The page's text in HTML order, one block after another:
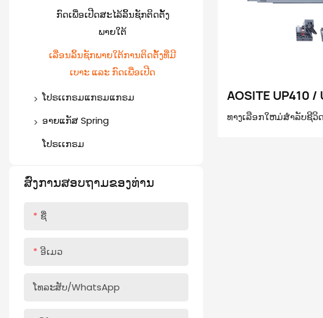
Hinge ມຸມພິເສດ
3D Soft Close Hinge
ປະຕູອາລູມີນຽມ
ວົງມົນ)
ກ່ອງລິ້ນຊັກຫລູຫລາ (Squard
Bar)
ກ່ອງລິ້ນຊັກບາງ (ກົດເປີດ ແລະ ປິດ
ກົດເພື່ອເປີດສະໄລ້ລິ້ນຊັກຕິດຕັ້ງ
ພາຍໃຕ້
ເລື່ອນລິ້ນຊັກພາຍໃຕ້ການຕິດຕັ້ງທີ່ມີ
ເບາະ ແລະ ກົດເພື່ອເປີດ
ໂປຣເເກຣມແກຣມແກຣມ
ແຖບລິ້ນຊັກປົກກະຕິ
Soft Close Drawer Slides
ອາຍແກັສ Spring
ຮອງຮັບປະຕູພັບ
ສະປິງແກັສອ່ອນລົງ
ໂປຣເເກຣມ
ສົ່ງການສອບຖາມຂອງທ່ານ
ຊື່
ອີເມວ
ໂທລະສັບ/whatsApp
AOSITE UP410
ການຂະຫຍາຍເຕັມ
ທາງເລືອກໃຫມ່ສໍາລັບຊີວິ